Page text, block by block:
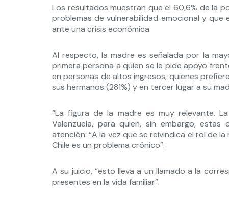
Los resultados muestran que el 60,6% de la
problemas de vulnerabilidad emocional y
ante una crisis económica.
Al respecto, la madre es señalada por la
primera persona a quien se le pide apoyo
en personas de altos ingresos, quienes
sus hermanos (281%) y en tercer lugar a su
“La figura de la madre es muy relevante.
Valenzuela, para quien, sin embargo,
atención: “A la vez que se reivindica el rol de
Chile es un problema crónico”.
A su juicio, “esto lleva a un llamado a la
presentes en la vida familiar”.